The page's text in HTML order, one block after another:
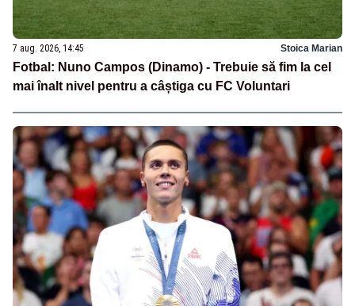
7 aug. 2026, 14:45 Stoica Marian
Fotbal: Nuno Campos (Dinamo) - Trebuie să fim la cel
mai înalt nivel pentru a câștiga cu FC Voluntari